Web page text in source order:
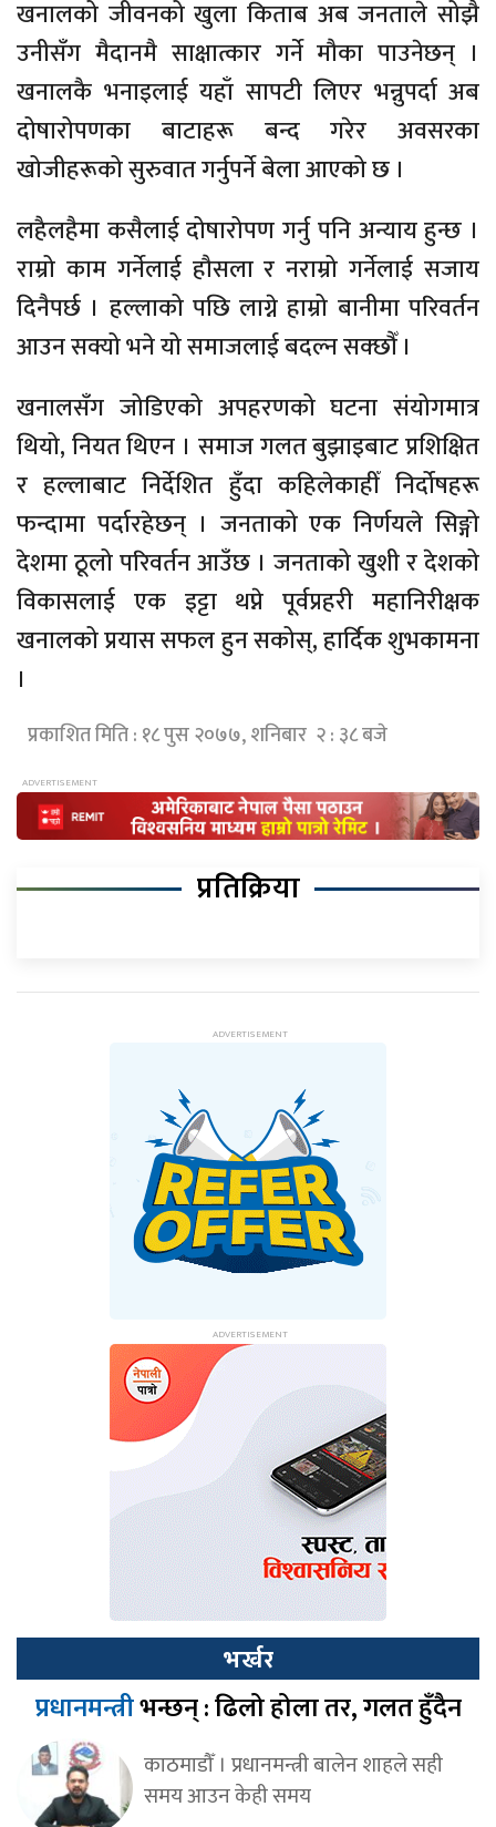
खनालको जीवनको खुला किताब अब जनताले सोझै
उनीसँग मैदानमै साक्षात्कार गर्ने मौका पाउनेछन् ।
खनालकै भनाइलाई यहाँ सापटी लिएर भन्नुपर्दा अब
दोषारोपणका बाटाहरू बन्द गरेर अवसरका
खोजीहरूको सुरुवात गर्नुपर्ने बेला आएको छ ।
लहैलहैमा कसैलाई दोषारोपण गर्नु पनि अन्याय हुन्छ ।
राम्रो काम गर्नेलाई हौसला र नराम्रो गर्नेलाई सजाय
दिनैपर्छ । हल्लाको पछि लाग्ने हाम्रो बानीमा परिवर्तन
आउन सक्यो भने यो समाजलाई बदल्न सक्छौँ ।
खनालसँग जोडिएको अपहरणको घटना संयोगमात्र
थियो, नियत थिएन । समाज गलत बुझाइबाट प्रशिक्षित
र हल्लाबाट निर्देशित हुँदा कहिलेकाहीँ निर्दोषहरू
फन्दामा पर्दारहेछन् । जनताको एक निर्णयले सिङ्गो
देशमा ठूलो परिवर्तन आउँछ । जनताको खुशी र देशको
विकासलाई एक इट्टा थप्ने पूर्वप्रहरी महानिरीक्षक
खनालको प्रयास सफल हुन सकोस्, हार्दिक शुभकामना
।
प्रकाशित मिति : १८ पुस २०७७, शनिबार २ : ३८ बजे
प्रतिक्रिया
भर्खर
प्रधानमन्त्रीभन्छन् : ढिलो होला तर, गलत हुँदैन
काठमाडौँ । प्रधानमन्त्री बालेन शाहले सही
समय आउन केही समय